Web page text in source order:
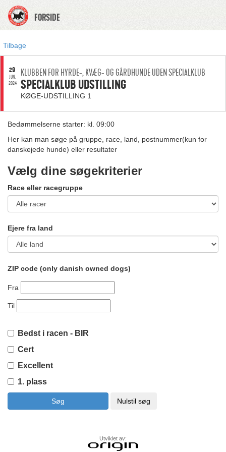
FORSIDE
Tilbage
29
JUN.
2024
KLUBBEN FOR HYRDE-, KVÆG- OG GÅRDHUNDE UDEN SPECIALKLUB
SPECIALKLUB UDSTILLING
KØGE-UDSTILLING 1
Bedømmelserne starter: kl. 09:00
Her kan man søge på gruppe, race, land, postnummer(kun for
danskejede hunde) eller resultater
Vælg dine søgekriterier
Race eller racegruppe
Ejere fra land
ZIP code (only danish owned dogs)
Fra
Til
Bedst i racen - BIR
Cert
Excellent
1. plass
Utviklet av: